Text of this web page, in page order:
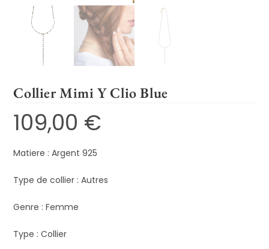
Collier Mimi Y Clio Blue
109,00 €
Matiere :Argent 925
Type de collier :Autres
Genre :Femme
Type :Collier